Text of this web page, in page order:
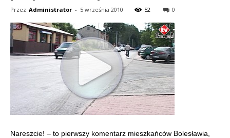
Przez Administrator - 5 września 2010 52 0
Nareszcie! – to pierwszy komentarz mieszkańców Bolesławia,